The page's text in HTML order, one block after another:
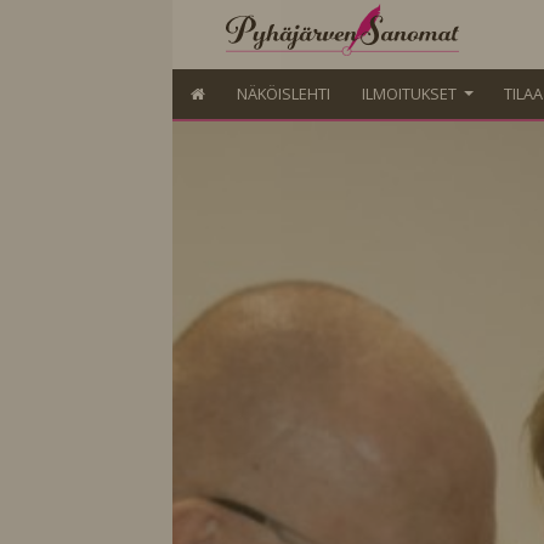
NÄKÖISLEHTI ILMOITUKSET